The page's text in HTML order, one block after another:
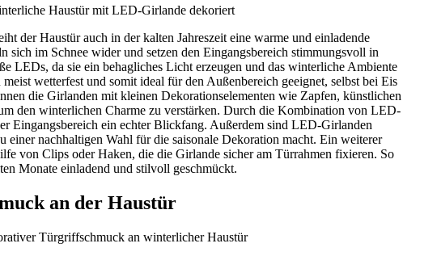
der Haustür auch in der kalten Jahreszeit eine warme und einladende
sich im Schnee wider und setzen den Eingangsbereich stimmungsvoll in
LEDs, da sie ein behagliches Licht erzeugen und das winterliche Ambiente
wetterfest und somit ideal für den Außenbereich geeignet, selbst bei Eis
die Girlanden mit kleinen Dekorationselementen wie Zapfen, künstlichen
den winterlichen Charme zu verstärken. Durch die Kombination von LED-
Eingangsbereich ein echter Blickfang. Außerdem sind LED-Girlanden
einer nachhaltigen Wahl für die saisonale Dekoration macht. Ein weiterer
von Clips oder Haken, die die Girlande sicher am Türrahmen fixieren. So
Monate einladend und stilvoll geschmückt.
an der Haustür